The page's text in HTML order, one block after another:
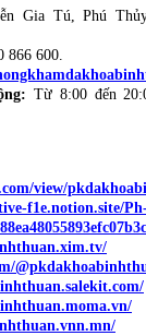
Gia Tú, Phú
866 600.
Từ 8:00 đến
view/
f1e.notion.site/